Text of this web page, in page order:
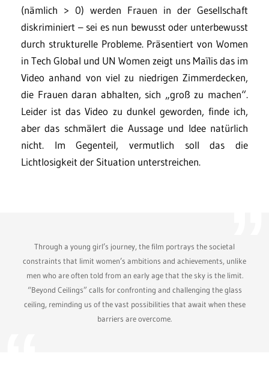
(nämlich > 0) werden Frauen in der Gesellschaft
diskriminiert – sei es nun bewusst oder unterbewusst
durch strukturelle Probleme. Präsentiert von Women
in Tech Global und UN Women zeigt uns Maïlis das im
Video anhand von viel zu niedrigen Zimmerdecken,
die Frauen daran abhalten, sich „groß zu machen“.
Leider ist das Video zu dunkel geworden, finde ich,
aber das schmälert die Aussage und Idee natürlich
nicht. Im Gegenteil, vermutlich soll das die
Lichtlosigkeit der Situation unterstreichen.
Through a young girl’s journey, the film portrays the societal
constraints that limit women’s ambitions and achievements, unlike
men who are often told from an early age that the sky is the limit.
“Beyond Ceilings” calls for confronting and challenging the glass
ceiling, reminding us of the vast possibilities that await when these
barriers are overcome.